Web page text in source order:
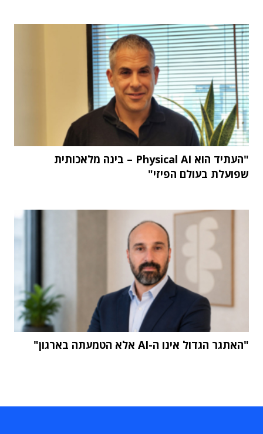
"העתיד הוא Physical AI – בינה מלאכותית
שפועלת בעולם הפיזי"
"האתגר הגדול אינו ה-AI אלא הטמעתה בארגון"